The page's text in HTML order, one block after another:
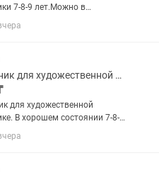
7-8-9 лет.Можно в
и ред
Купальник для художественной гимнастики
для художественной
В хорошем состоянии 7-8-9
в рассрочку,ред